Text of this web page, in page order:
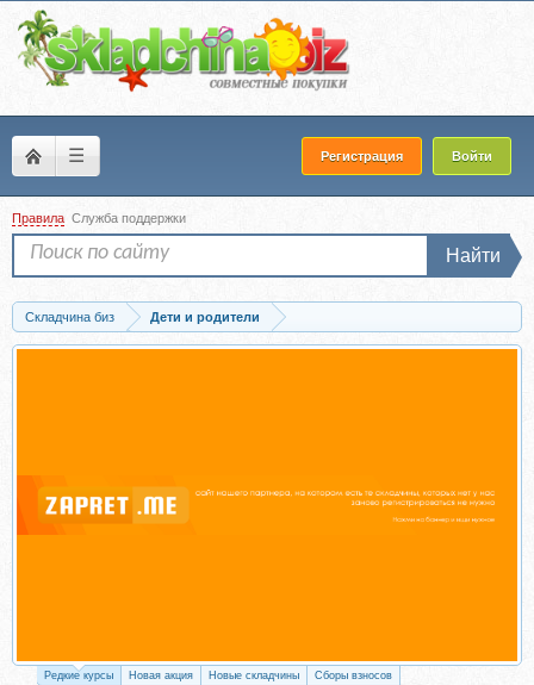
☰ Регистрация Войти
Правила Служба поддержки
Найти
Складчина биз
Дети и родители
Скачать Пакет: Развитие (Валентина Паевская)
Редкие курсы Новая акция Новые складчины
Сборы взносов